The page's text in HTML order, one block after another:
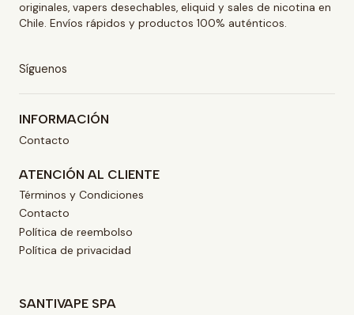
originales, vapers desechables, eliquid y sales de nicotina en
Chile. Envíos rápidos y productos 100% auténticos.
Síguenos
INFORMACIÓN
Contacto
ATENCIÓN AL CLIENTE
Términos y Condiciones
Contacto
Política de reembolso
Política de privacidad
SANTIVAPE SPA